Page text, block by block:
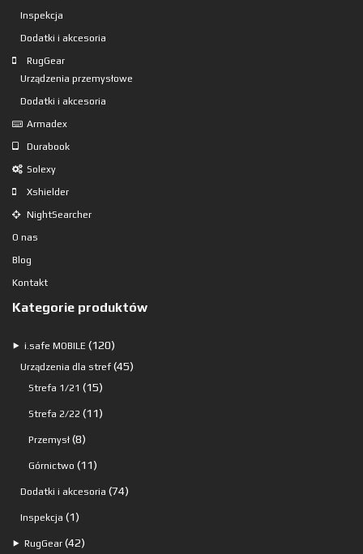
Inspekcja
Dodatki i akcesoria
RugGear
Urządzenia przemysłowe
Dodatki i akcesoria
Armadex
Durabook
Solexy
Xshielder
NightSearcher
O nas
Blog
Kontakt
Kategorie produktów
⯈ i.safe MOBILE 120120
produktów
Urządzenia dla stref 4545
Strefa 1/21 1515
produktów
Strefa 2/22 1111
Przemysł 88
produktów
Górnictwo 1111
produktów
Dodatki i akcesoria 7474
Inspekcja 11
produkt
⯈ RugGear 4242